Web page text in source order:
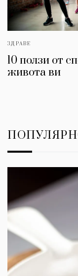
ЗДРАВЕ
10 ползи от
живота ви